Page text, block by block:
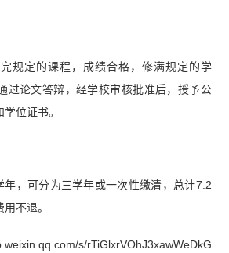
规定的课程，成绩合格，修满规定的学
过论文答辩，经学校审核批准后，授予公
位证书。
年，可分为三学年或一次性缴清，总计7.2
不退。
s/rTiGlxrVOhJ3xawWeDkG